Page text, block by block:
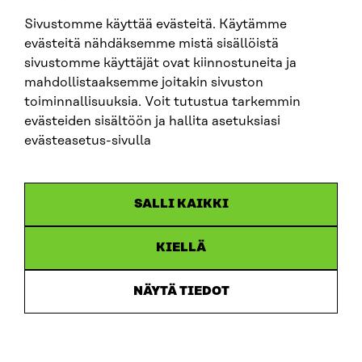
Sivustomme käyttää evästeitä. Käytämme
evästeitä nähdäksemme mistä sisällöistä
sivustomme käyttäjät ovat kiinnostuneita ja
mahdollistaaksemme joitakin sivuston
toiminnallisuuksia. Voit tutustua tarkemmin
evästeiden sisältöön ja hallita asetuksiasi
evästeasetus-sivulla
SALLI KAIKKI
KIELLÄ
NÄYTÄ TIEDOT
SITRA ON SOCIAL MEDIA
LinkedIn
Instagram
Accessibility statement